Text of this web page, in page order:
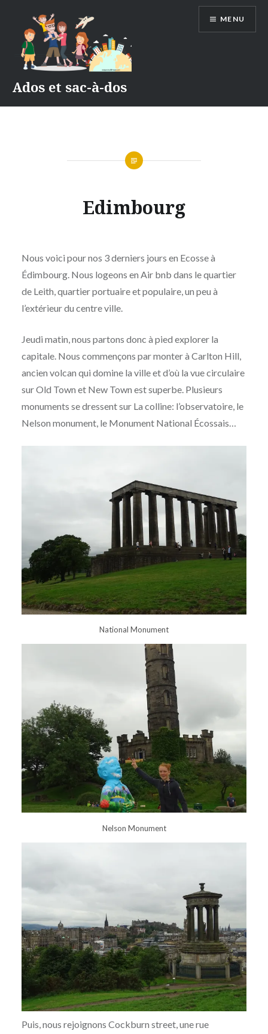
contenu
principal
Ados et sac-à-dos
MENU
2019
Edimbourg
ADMIN
2019
Nous voici pour nos 3 derniers jours en Ecosse à
Édimbourg. Nous logeons en Air bnb dans le quartier
de Leith, quartier portuaire et populaire, un peu à
l’extérieur du centre ville.
Jeudi matin, nous partons donc à pied explorer la
capitale. Nous commençons par monter à Carlton Hill,
ancien volcan qui domine la ville et d’où la vue circulaire
sur Old Town et New Town est superbe. Plusieurs
monuments se dressent sur La colline: l’observatoire, le
Nelson monument, le Monument National Écossais…
National Monument
Nelson Monument
Puis, nous rejoignons Cockburn street, une rue